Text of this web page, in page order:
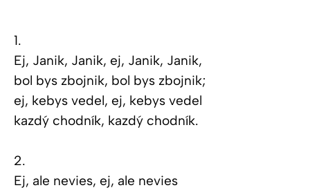
1.
Ej, Janik, Janik, ej, Janik, Janik,
bol bys zbojnik, bol bys zbojnik;
ej, kebys vedel, ej, kebys vedel
kazdý chodník, kazdý chodník.
2.
Ej, ale nevies, ej, ale nevies